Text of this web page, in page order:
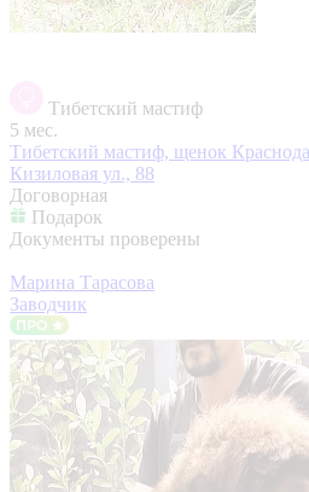
Тибетский мастиф
5 мес.
Тибетский мастиф, щенок
Кизиловая ул., 88
Договорная
Подарок
Документы проверены
Марина Тарасова
Заводчик